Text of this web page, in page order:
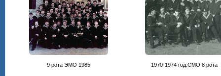
9 рота ЭМО 1985 1970-1974 год.СМО 8 рота